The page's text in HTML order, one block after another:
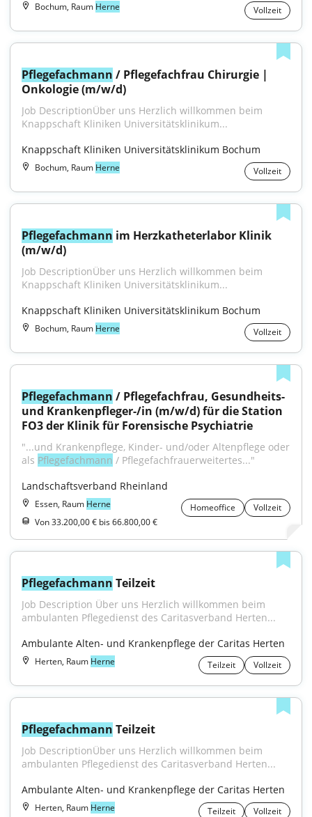
Bochum, Raum Herne Vollzeit
Pflegefachmann / Pflegefachfrau Chirurgie |
Onkologie (m/w/d)
Job DescriptionÜber uns Herzlich willkommen beim
Knappschaft Kliniken Universitätsklinikum...
Knappschaft Kliniken Universitätsklinikum Bochum
Bochum, Raum Herne Vollzeit
Pflegefachmann im Herzkatheterlabor Klinik
(m/w/d)
Job DescriptionÜber uns Herzlich willkommen beim
Knappschaft Kliniken Universitätsklinikum...
Knappschaft Kliniken Universitätsklinikum Bochum
Bochum, Raum Herne Vollzeit
Pflegefachmann / Pflegefachfrau, Gesundheits-
und Krankenpfleger-/in (m/w/d) für die Station
FO3 der Klinik für Forensische Psychiatrie
"...und Krankenpflege, Kinder- und/oder Altenpflege oder
als Pflegefachmann / Pflegefachfrauerweitertes..."
Landschaftsverband Rheinland
Essen, Raum Herne Homeoffice
Vollzeit
Von 33.200,00 € bis 66.800,00 €
Pflegefachmann Teilzeit
Job Description Über uns Herzlich willkommen beim
ambulanten Pflegedienst des Caritasverband Herten...
Ambulante Alten- und Krankenpflege der Caritas Herten
Herten, Raum Herne Teilzeit Vollzeit
Pflegefachmann Teilzeit
Job DescriptionÜber uns Herzlich willkommen beim
ambulanten Pflegedienst des Caritasverband Herten...
Ambulante Alten- und Krankenpflege der Caritas Herten
Herten, Raum Herne Teilzeit Vollzeit